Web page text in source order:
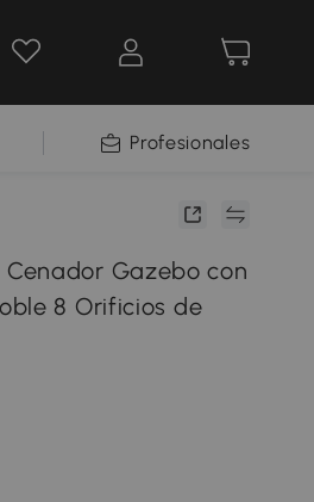
Profesionales
Gazebo con
8 Orificios de